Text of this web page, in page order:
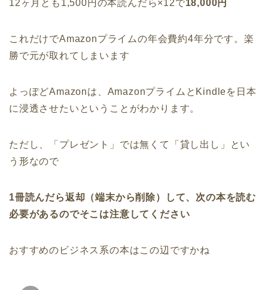
12ヶ月とも1,500円の本読んだら×12で18,000円
これだけでAmazonプライムの年会費約4年分です。楽
勝で元が取れてしまいます
よっぽどAmazonは、AmazonプライムとKindleを日本
に浸透させたいということがわかります。
ただし、「プレゼント」では無くて「貸し出し」とい
う形なので
1冊読んだら返却（端末から削除）して、次の本を読む
必要があるのでそこは注意してください
おすすめのビジネス系の本はこの辺ですかね